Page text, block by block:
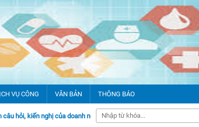
VỤ CÔNG VĂN BẢN THÔNG BÁO
kiến nghị của doanh nghiệp tại đây